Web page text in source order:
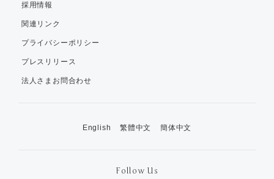
採用情報
関連リンク
プライバシーポリシー
プレスリリース
法人さまお問合わせ
English 繁體中文 簡体中文
Follow Us